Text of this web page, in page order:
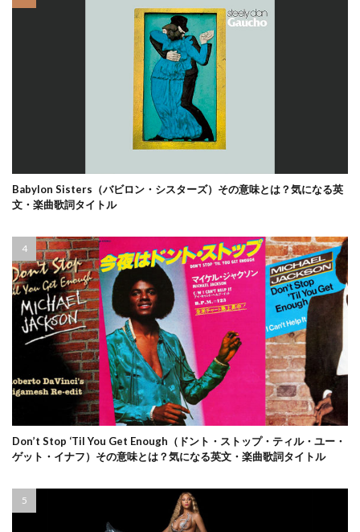
Babylon Sisters（バビロン・シスターズ）その意味とは？気になる英
文・楽曲歌詞タイトル
Don’t Stop ‘Til You Get Enough（ドント・ストップ・ティル・ユー・
ゲット・イナフ）その意味とは？気になる英文・楽曲歌詞タイトル